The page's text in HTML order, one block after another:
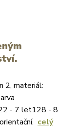
2, materiál:
- 7 let128 - 8
celý